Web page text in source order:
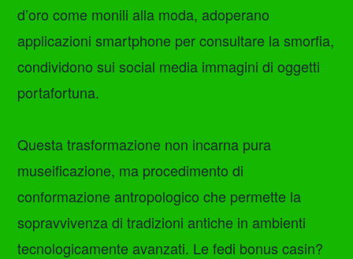
d’oro come monili alla moda, adoperano
applicazioni smartphone per consultare la smorfia,
condividono sui social media immagini di oggetti
portafortuna.
Questa trasformazione non incarna pura
museificazione, ma procedimento di
conformazione antropologico che permette la
sopravvivenza di tradizioni antiche in ambienti
tecnologicamente avanzati. Le fedi bonus casin?